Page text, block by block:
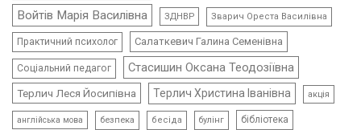
Войтів Марія Василівна ЗДНВР Зварич Ореста Василівна
Практичний психолог Салаткевич Галина Семенівна
Соціальний педагог Стасишин Оксана Теодозіївна
Терлич Леся Йосипівна Терлич Христина Іванівна акція
англійська мова безпека бесіда булінг бібліотека